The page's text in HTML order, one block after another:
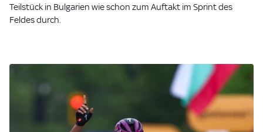
Teilstück in Bulgarien wie schon zum Auftakt im Sprint des
Feldes durch.